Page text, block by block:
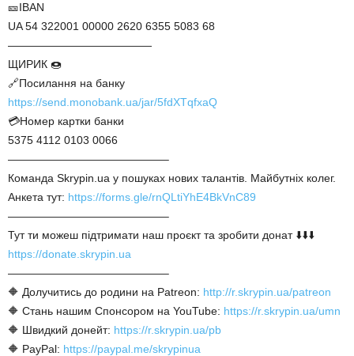
🎫IBAN
UA 54 322001 00000 2620 6355 5083 68
—————————————
ЩИРИК 🍩
🔗Посилання на банку
https://send.monobank.ua/jar/5fdXTqfxaQ
💳Номер картки банки
5375 4112 0103 0066
——————————————–
Команда Skrypin.ua у пошуках нових талантів. Майбутніх колег.
Анкета тут: https://forms.gle/rnQLtiYhE4BkVnC89
——————————————–
Тут ти можеш підтримати наш проєкт та зробити донат ⬇️⬇️⬇️
https://donate.skrypin.ua
——————————————–
🔶 Долучитись до родини на Patreon: http://r.skrypin.ua/patreon
🔶 Стань нашим Спонсором на YouTube: https://r.skrypin.ua/umn
🔶 Швидкий донейт: https://r.skrypin.ua/pb
🔶 PayPal: https://paypal.me/skrypinua